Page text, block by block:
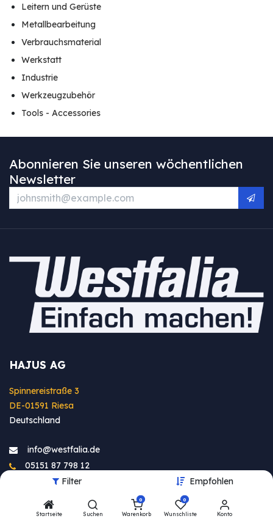
Filter Empfohlen
Startseite Suchen
0
Warenkorb
0
Wunschliste Konto
Leitern und Gerüste
Metallbearbeitung
Verbrauchsmaterial
Werkstatt
Industrie
Werkzeugzubehör
Tools - Accessories
Abonnieren Sie unseren wöchentlichen
Newsletter
HAJUS AG
Spinnereistraße 3
DE-01591 Riesa
Deutschland
info@westfa​lia.de
05151 87 798 12